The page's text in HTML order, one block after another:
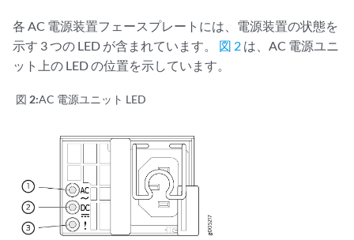
各 AC 電源装置フェースプレートには、電源装置の状態を
示す 3 つの LED が含まれています。 図 2 は、AC 電源ユニ
ット上の LED の位置を示しています。
図 2:AC 電源ユニット LED